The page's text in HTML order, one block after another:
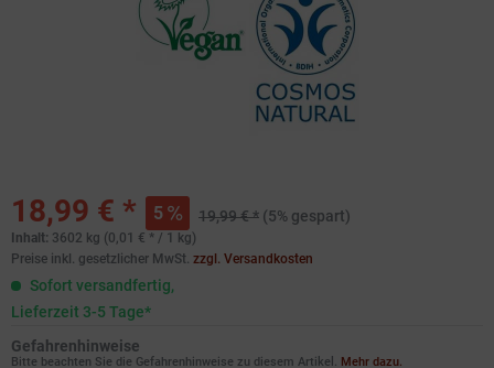
18,99 € * 5 19,99 € * (5% gespart)
Inhalt: 3602 kg (0,01 € * / 1 kg)
Preise inkl. gesetzlicher MwSt. zzgl. Versandkosten
Sofort versandfertig,
Lieferzeit 3-5 Tage*
Gefahrenhinweise
Bitte beachten Sie die Gefahrenhinweise zu diesem Artikel. Mehr dazu.